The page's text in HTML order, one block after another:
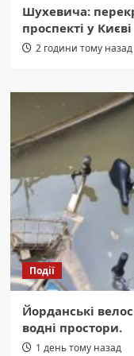
Шухевича:
проспекті у Києві
2 години тому назад
Події
Йорданські
водні простори.
1 день тому назад